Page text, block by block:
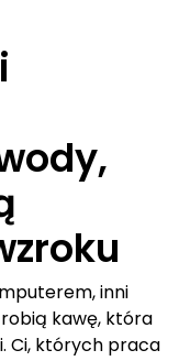
inni
kawę, która
Ci, których praca